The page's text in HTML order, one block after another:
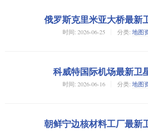
俄罗斯克里米亚大桥最新
时间: 2026-06-25 分类: 地图
科威特国际机场最新卫
时间: 2026-06-16 分类: 地图
朝鲜宁边核材料工厂最新